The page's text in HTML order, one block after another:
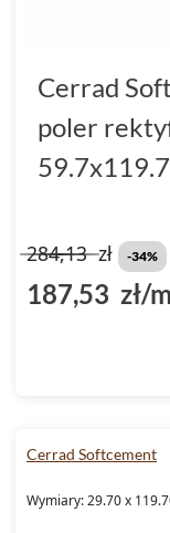
Cerrad
poler
59.7x119.7
284,13zł -34%
187,53 zł/
Cerrad Softcement
Wymiary: 29.70 x